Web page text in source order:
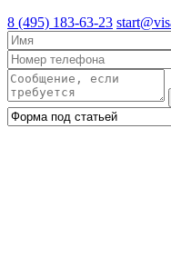
8 (495) 183-63-23